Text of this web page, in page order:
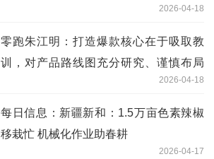
2026-04-18
零跑朱江明：打造爆款核心在于吸取教
训，对产品路线图充分研究、谨慎布局
2026-04-18
每日信息：新疆新和：1.5万亩色素辣椒
移栽忙 机械化作业助春耕
2026-04-17